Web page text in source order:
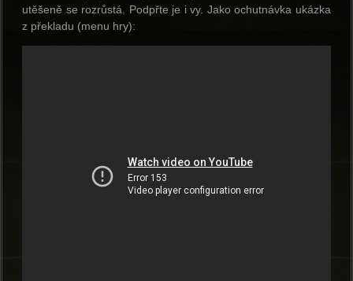
utěšeně se rozrůstá. Podpřte je i vy. Jako ochutnávka ukázka
z překladu (menu hry):